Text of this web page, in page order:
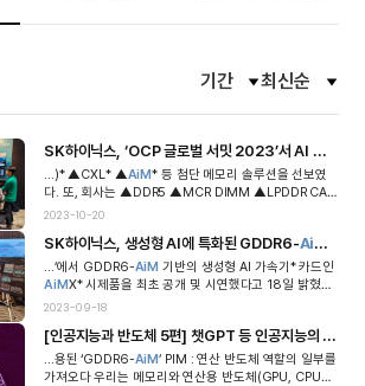
기간
필
터
션
열
고
닫
최신순
터
SK하이닉스, ‘OCP 글로벌 서밋 2023’서 AI 혁신 이끌 차세대 메모리 솔루션 선봬
...)* ▲CXL* ▲AiM* 등 첨단 메모리 솔루션을 선보였
다. 또, 회사는 ▲DDR5 ▲MCR DIMM ▲LPDDR CA
MM* ▲Enterprise SSD(이하, eSSD) 등 최신 제품 포
2023-10-20
SK하이닉스, 생성형 AI에 특화된 GDDR6-AiM
...’에서 GDDR6-AiM 기반의 생성형 AI 가속기* 카드인
AiMX* 시제품을 최초 공개 및 시연했다고 18일 밝혔다.
AI 서밋은 영국 마케팅 기업 키사코 리서치(Kisaco Rese
2023-09-18
[인공지능과 반도체 5편] 챗GPT 등 인공지능의 시대 : 메모리의 연산, 차세대 지능형 메모리 PIM과 PNM의 등장 (5/7)
...용된 ‘GDDR6-AiM’ PIM : 연산 반도체 역할의 일부를
가져오다 우리는 메모리와 연산용 반도체(GPU, CPU